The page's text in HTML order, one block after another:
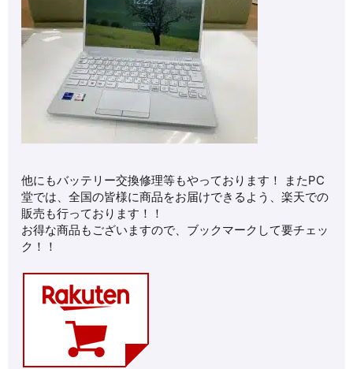
他にもバッテリー交換修理等もやっております！ またPC
堂では、全国の皆様に商品をお届けできるよう、楽天での
販売も行っております！！
お得な商品もございますので、ブックマークして要チェッ
ク！！